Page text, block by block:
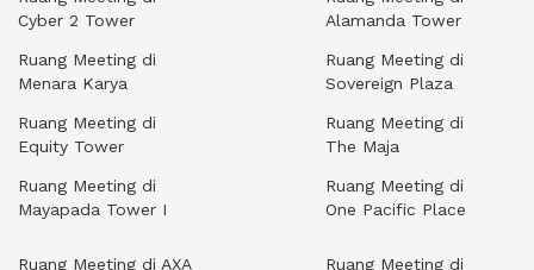
Cyber 2 Tower
Ruang Meeting di
Menara Karya
Ruang Meeting di
Equity Tower
Ruang Meeting di
Mayapada Tower I
Alamanda Tower
Ruang Meeting di
Sovereign Plaza
Ruang Meeting di
The Maja
Ruang Meeting di
One Pacific Place
Ruang Meeting di AXA
Ruang Meeting di